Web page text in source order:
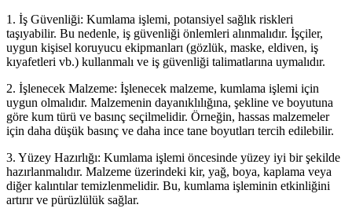
1. İş Güvenliği: Kumlama işlemi, potansiyel sağlık riskleri
taşıyabilir. Bu nedenle, iş güvenliği önlemleri alınmalıdır. İşçiler,
uygun kişisel koruyucu ekipmanları (gözlük, maske, eldiven, iş
kıyafetleri vb.) kullanmalı ve iş güvenliği talimatlarına uymalıdır.
2. İşlenecek Malzeme: İşlenecek malzeme, kumlama işlemi için
uygun olmalıdır. Malzemenin dayanıklılığına, şekline ve boyutuna
göre kum türü ve basınç seçilmelidir. Örneğin, hassas malzemeler
için daha düşük basınç ve daha ince tane boyutları tercih edilebilir.
3. Yüzey Hazırlığı: Kumlama işlemi öncesinde yüzey iyi bir şekilde
hazırlanmalıdır. Malzeme üzerindeki kir, yağ, boya, kaplama veya
diğer kalıntılar temizlenmelidir. Bu, kumlama işleminin etkinliğini
artırır ve pürüzlülük sağlar.